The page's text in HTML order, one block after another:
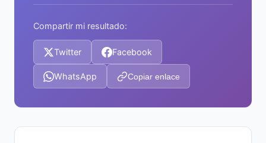
Compartir mi resultado:
Twitter Facebook
WhatsApp Copiar enlace